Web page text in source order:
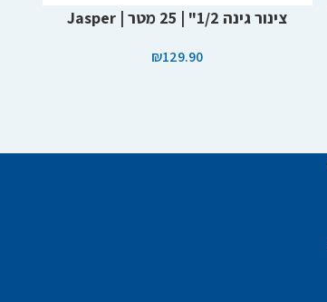
הוספה לסל
צינור גינה 1/2" | 25 מטר | Jasper
₪129.90